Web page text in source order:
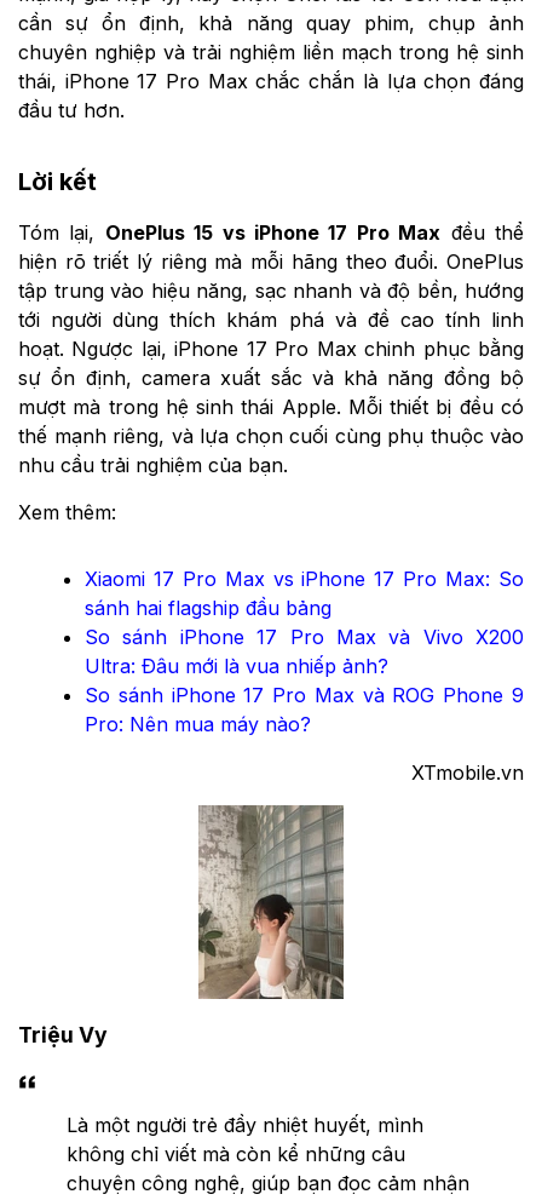
iPhone 17 Pro Max 256GB Chính Hãng
33.499.000 đ
37.990.000 đ
Xem chi tiết
Nếu bạn muốn một chiếc máy Android hiệu năng
mạnh, giá hợp lý, hãy chọn OnePlus 15. Còn nếu bạn
cần sự ổn định, khả năng quay phim, chụp ảnh
chuyên nghiệp và trải nghiệm liền mạch trong hệ sinh
thái, iPhone 17 Pro Max chắc chắn là lựa chọn đáng
đầu tư hơn.
Lời kết
hiện rõ triết lý riêng mà mỗi hãng theo đuổi. OnePlus
tới người dùng thích khám phá và đề cao tính linh
hoạt. Ngược lại, iPhone 17 Pro Max chinh phục bằng
sự ổn định, camera xuất sắc và khả năng đồng bộ
mượt mà trong hệ sinh thái Apple. Mỗi thiết bị đều có
thế mạnh riêng, và lựa chọn cuối cùng phụ thuộc vào
nhu cầu trải nghiệm của bạn.
Xiaomi 17 Pro Max vs iPhone 17 Pro Max: So
sánh hai flagship đầu bảng
So sánh iPhone 17 Pro Max và Vivo X200
Ultra: Đâu mới là vua nhiếp ảnh?
So sánh iPhone 17 Pro Max và ROG Phone 9
Pro: Nên mua máy nào?